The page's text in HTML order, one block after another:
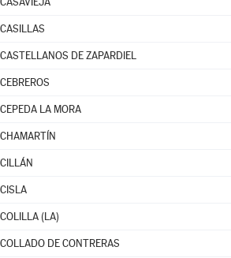
CASILLAS
CASTELLANOS DE ZAPARDIEL
CEBREROS
CEPEDA LA MORA
CHAMARTÍN
CILLÁN
CISLA
COLILLA (LA)
COLLADO DE CONTRERAS